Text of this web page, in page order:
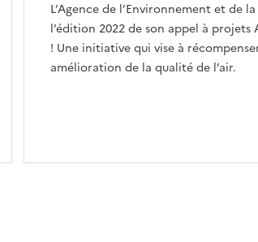
L’Agence de l’Environnement et de
l’édition 2022 de son appel à projets
! Une initiative qui vise à
amélioration de la qualité de l’air.